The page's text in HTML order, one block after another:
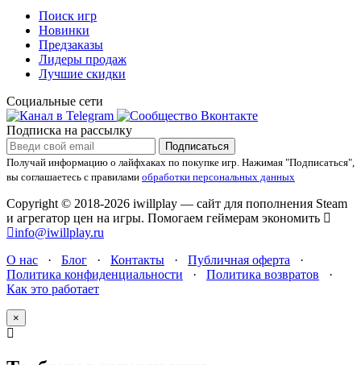
Поиск игр
Новинки
Предзаказы
Лидеры продаж
Лучшие скидки
Социальные сети
Подписка на рассылку
Подписаться
Получай информацию о лайфхаках по покупке игр. Нажимая "Подписаться",
вы соглашаетесь с правилами обработки персональных данных
Copyright © 2018-2026 iwillplay — сайт для пополнения Steam
и агрегатор цен на игры. Помогаем геймерам экономить
info@iwillplay.ru
О нас · Блог · Контакты · Публичная оферта ·
Политика конфиденциальности · Политика возвратов ·
Как это работает
×